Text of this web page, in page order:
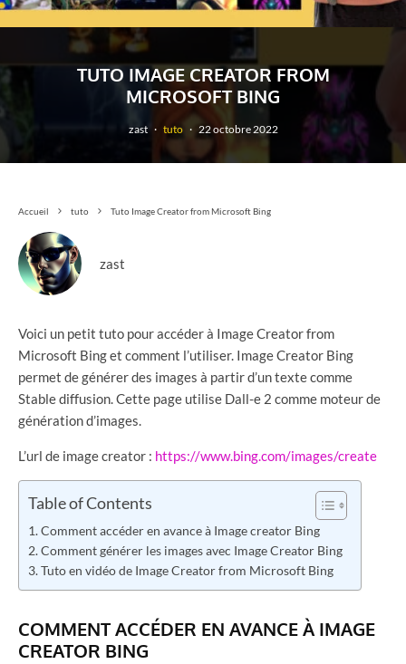
TUTO IMAGE CREATOR FROM
MICROSOFT BING
zast · tuto · 22 octobre 2022
Accueil tuto Tuto Image Creator from Microsoft Bing
zast
Voici un petit tuto pour accéder à Image Creator from
Microsoft Bing et comment l’utiliser. Image Creator Bing
permet de générer des images à partir d’un texte comme
Stable diffusion. Cette page utilise Dall-e 2 comme moteur de
génération d’images.
L’url de image creator : https://www.bing.com/images/create
Table of Contents
Comment accéder en avance à Image creator Bing
Comment générer les images avec Image Creator Bing
Tuto en vidéo de Image Creator from Microsoft Bing
COMMENT ACCÉDER EN AVANCE À IMAGE
CREATOR BING